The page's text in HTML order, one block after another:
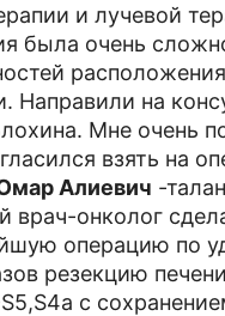
и лучевой
была очень
Направили на
Мне очень
взять на
Алиевич -
врач-онколог
операцию по
резекцию
с